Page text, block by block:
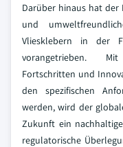
Darüber hinaus hat
und
Vliesklebern in der
vorangetrieben.
Fortschritten und
den spezifischen
werden, wird der
Zukunft ein
regulatorische